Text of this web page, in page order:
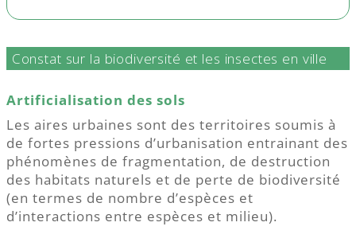
Constat sur la biodiversité et les insectes en ville
Artificialisation des sols
Les aires urbaines sont des territoires soumis à
de fortes pressions d’urbanisation entrainant des
phénomènes de fragmentation, de destruction
des habitats naturels et de perte de biodiversité
(en termes de nombre d’espèces et
d’interactions entre espèces et milieu).